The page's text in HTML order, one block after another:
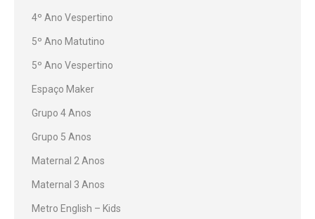
4º Ano Vespertino
5º Ano Matutino
5º Ano Vespertino
Espaço Maker
Grupo 4 Anos
Grupo 5 Anos
Maternal 2 Anos
Maternal 3 Anos
Metro English – Kids